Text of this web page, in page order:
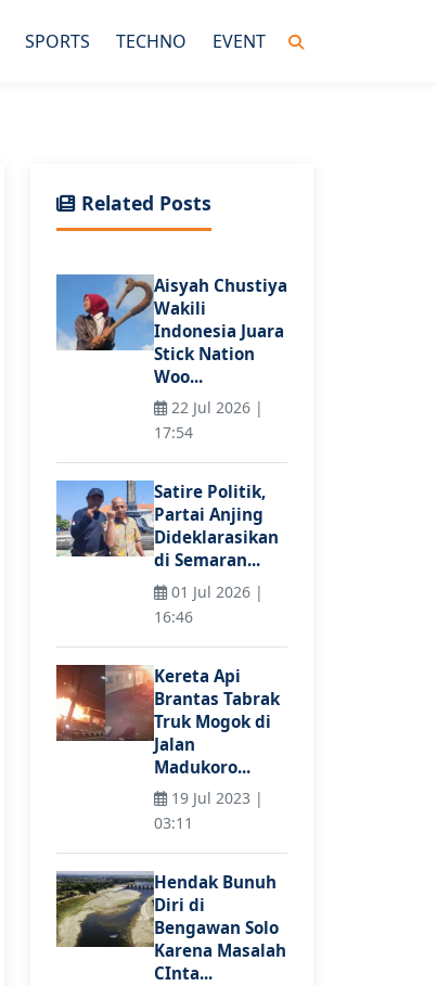
SPORTS TECHNO EVENT
Related Posts
Aisyah Chustiya
Wakili
Indonesia Juara
Stick Nation
Woo...
22 Jul 2026 |
17:54
Satire Politik,
Partai Anjing
Dideklarasikan
di Semaran...
01 Jul 2026 |
16:46
Kereta Api
Brantas Tabrak
Truk Mogok di
Jalan
Madukoro...
19 Jul 2023 |
03:11
Hendak Bunuh
Diri di
Bengawan Solo
Karena Masalah
CInta...